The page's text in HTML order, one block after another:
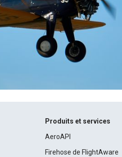
Produits et services
AeroAPI
Firehose de FlightAware